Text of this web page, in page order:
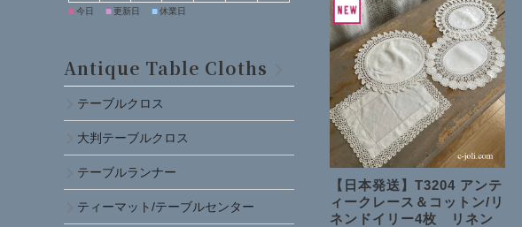
【日本発送】T3204 アンテ
ィークレース＆コットン/リ
ネンドイリー4枚 リネン
■今日 ■更新日 ■休業日
Antique Table Cloths
テーブルクロス
大判テーブルクロス
テーブルランナー
ティーマット/テーブルセンター